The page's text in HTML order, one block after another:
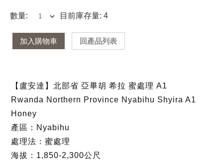
數量: 目前庫存量: 4
加入購物車 回產品列表
【盧安達】北部省 亞畢胡 希拉 蜜處理 A1
Rwanda Northern Province Nyabihu Shyira A1
Honey
產區：Nyabihu
處理法：蜜處理
海拔：1,850-2,300公尺